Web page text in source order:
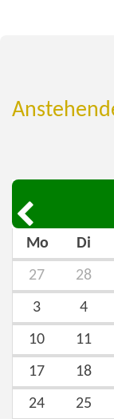
Vorherige Seite
Mo
Di
27 28
3
4
10
11
17
18
24
25